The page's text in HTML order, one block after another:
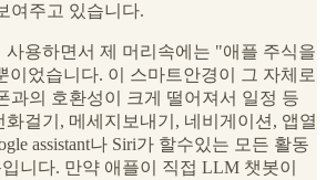
여주고 있습니다.
사용하면서 제 머리속에는 "애플 주식을
이었습니다. 이 스마트안경이 그 자체로
과의 호환성이 크게 떨어져서 일정 등
화걸기, 메세지보내기, 네비게이션, 앱열
assistant나 Siri가 할수있는 모든 활동
니다. 만약 애플이 직접 LLM 챗봇이